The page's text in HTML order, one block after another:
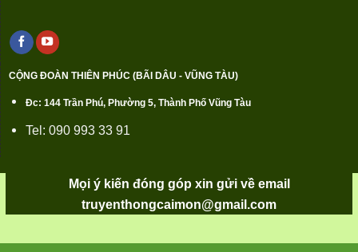
CỘNG ĐOÀN THIÊN PHÚC (BÃI DÂU - VŨNG TÀU)
Đc: 144 Trần Phú, Phường 5, Thành Phố Vũng Tàu
Tel: 090 993 33 91
Mọi ý kiến đóng góp xin gửi về email
truyenthongcaimon@gmail.com